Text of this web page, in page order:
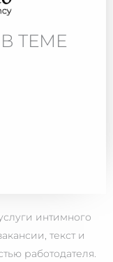
ТЕМЕ
интимного
текст и
работодателя.